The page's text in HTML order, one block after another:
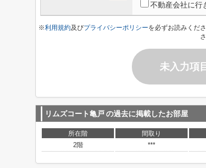
不動産会社に行
※利用規約及びプライバシーポリシーを必ずお読みくだ
未入力項
リムズコート亀戸の過去に掲載したお部屋
所在階 間取り
2階
***